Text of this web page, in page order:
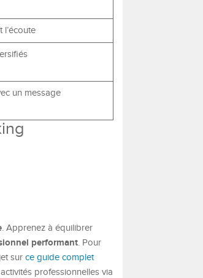
un message
. Apprenez à équilibrer
performant. Pour
sur ce guide complet
professionnelles via